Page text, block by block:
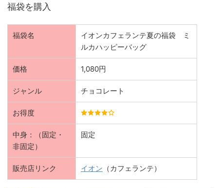
福袋を購入
福袋名
イオンカフェランテ夏の福袋 ミ
ルカハッピーバッグ
価格 1,080円
ジャンル チョコレート
お得度
中身：（固定・
非固定）
固定
販売店リンク イオン （カフェランテ）